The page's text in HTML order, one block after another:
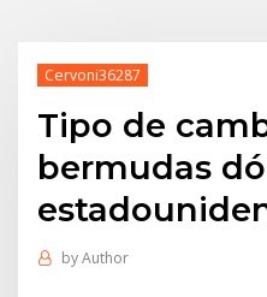
Cervoni36287
Tipo de
bermudas
byAuthor